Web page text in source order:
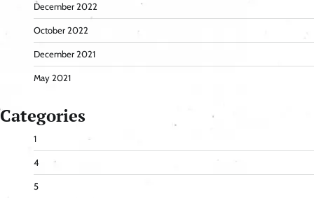
December 2022
October 2022
December 2021
May 2021
Categories
1
4
5